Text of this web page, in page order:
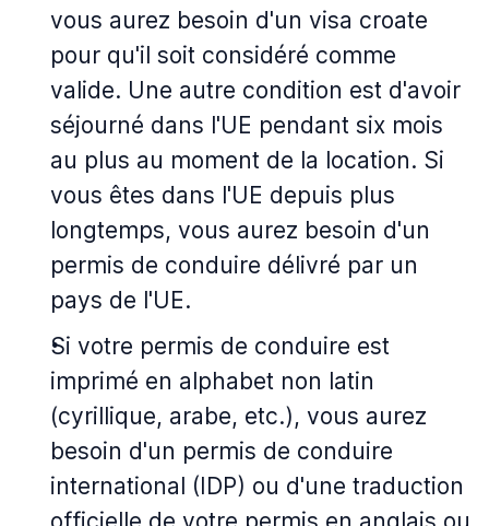
vous aurez besoin d'un visa croate
pour qu'il soit considéré comme
valide. Une autre condition est d'avoir
séjourné dans l'UE pendant six mois
au plus au moment de la location. Si
vous êtes dans l'UE depuis plus
longtemps, vous aurez besoin d'un
permis de conduire délivré par un
pays de l'UE.
Si votre permis de conduire est
imprimé en alphabet non latin
(cyrillique, arabe, etc.), vous aurez
besoin d'un permis de conduire
international (IDP) ou d'une traduction